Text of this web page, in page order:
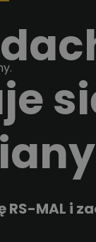
RS-MAL i